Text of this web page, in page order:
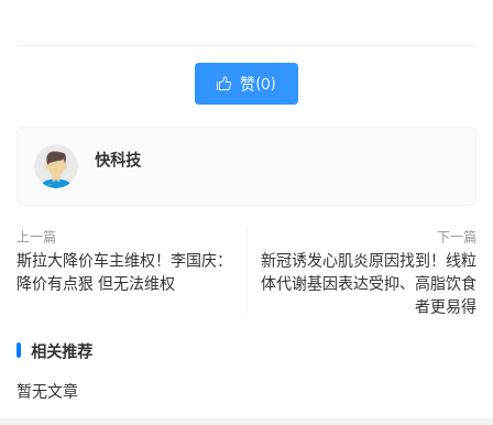
 赞(0)
快科技
上一篇
斯拉大降价车主维权！李国庆：
降价有点狠 但无法维权
下一篇
新冠诱发心肌炎原因找到！线粒
体代谢基因表达受抑、高脂饮食
者更易得
相关推荐
暂无文章